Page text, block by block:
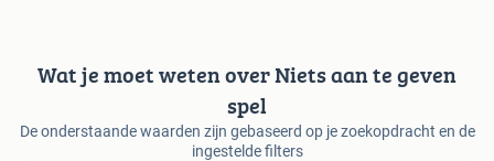
Wat je moet weten over Niets aan te geven
spel
De onderstaande waarden zijn gebaseerd op je zoekopdracht en de
ingestelde filters